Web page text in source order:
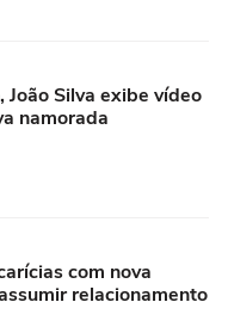
João Silva exibe vídeo
namorada
com nova
relacionamento